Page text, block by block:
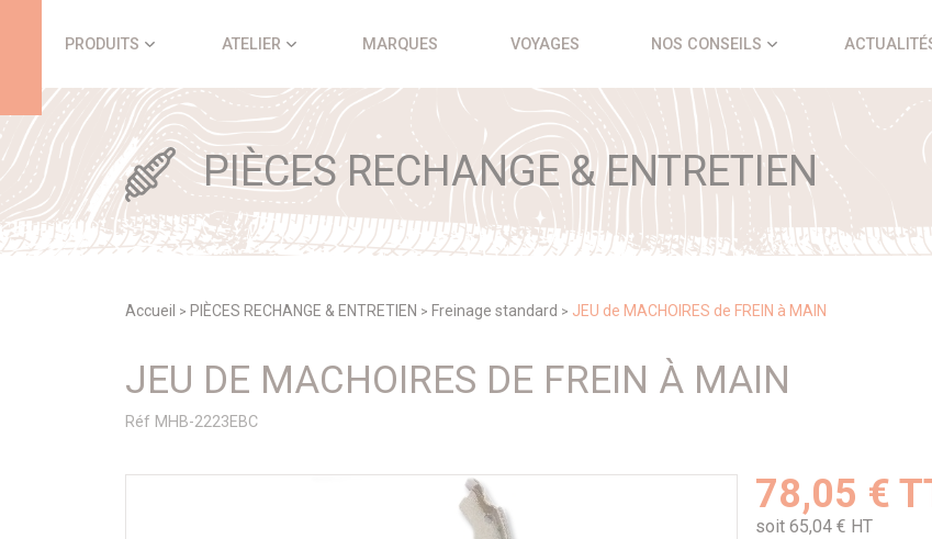
PRODUITS ATELIER MARQUES VOYAGES NOS CONSEILS
PIÈCES RECHANGE & ENTRETIEN
Accueil > PIÈCES RECHANGE & ENTRETIEN > Freinage standard > JEU de MACHOIRES de FREIN à MAIN
JEU DE MACHOIRES DE FREIN À MAIN
Réf MHB-2223EBC
78,05 €
soit 65,04 € HT